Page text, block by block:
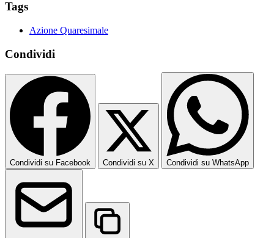
Tags
Azione Quaresimale
Condividi
Condividi su Facebook Condividi su X Condividi su WhatsApp